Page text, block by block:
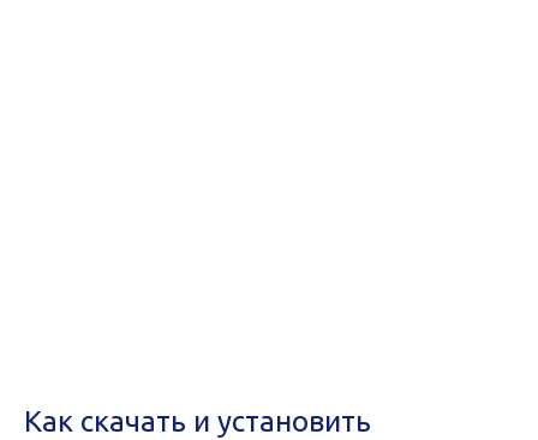
Как скачать и установить